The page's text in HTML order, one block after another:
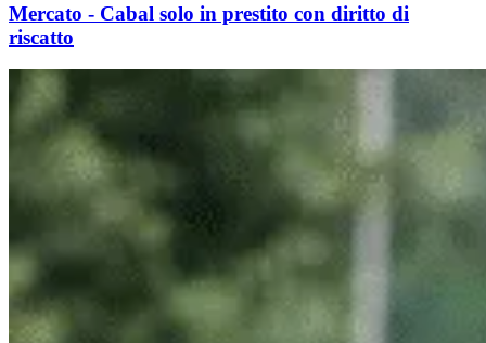
Mercato - Cabal solo in prestito con diritto di
riscatto